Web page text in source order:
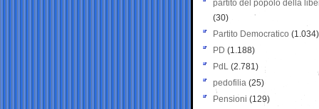
partito del popolo della
(30)
Partito Democratico (1.034)
PD (1.188)
PdL (2.781)
pedofilia (25)
Pensioni (129)